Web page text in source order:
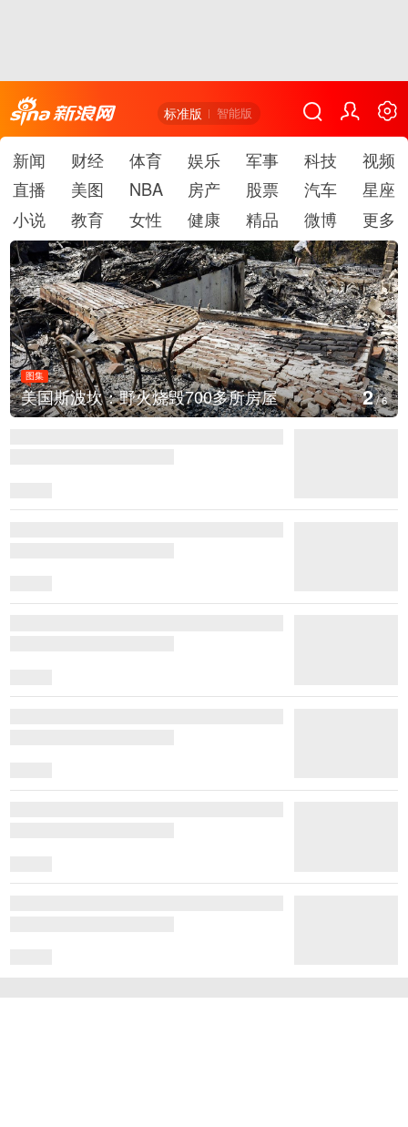
标准版 智能版
新闻 财经 体育 娱乐 军事 科技
视频
直播
美图 NBA 房产 股票 汽车
星座
小说
教育 女性 健康 精品 微博 更多
图集
叙利亚：大马士革发生爆炸 3/6